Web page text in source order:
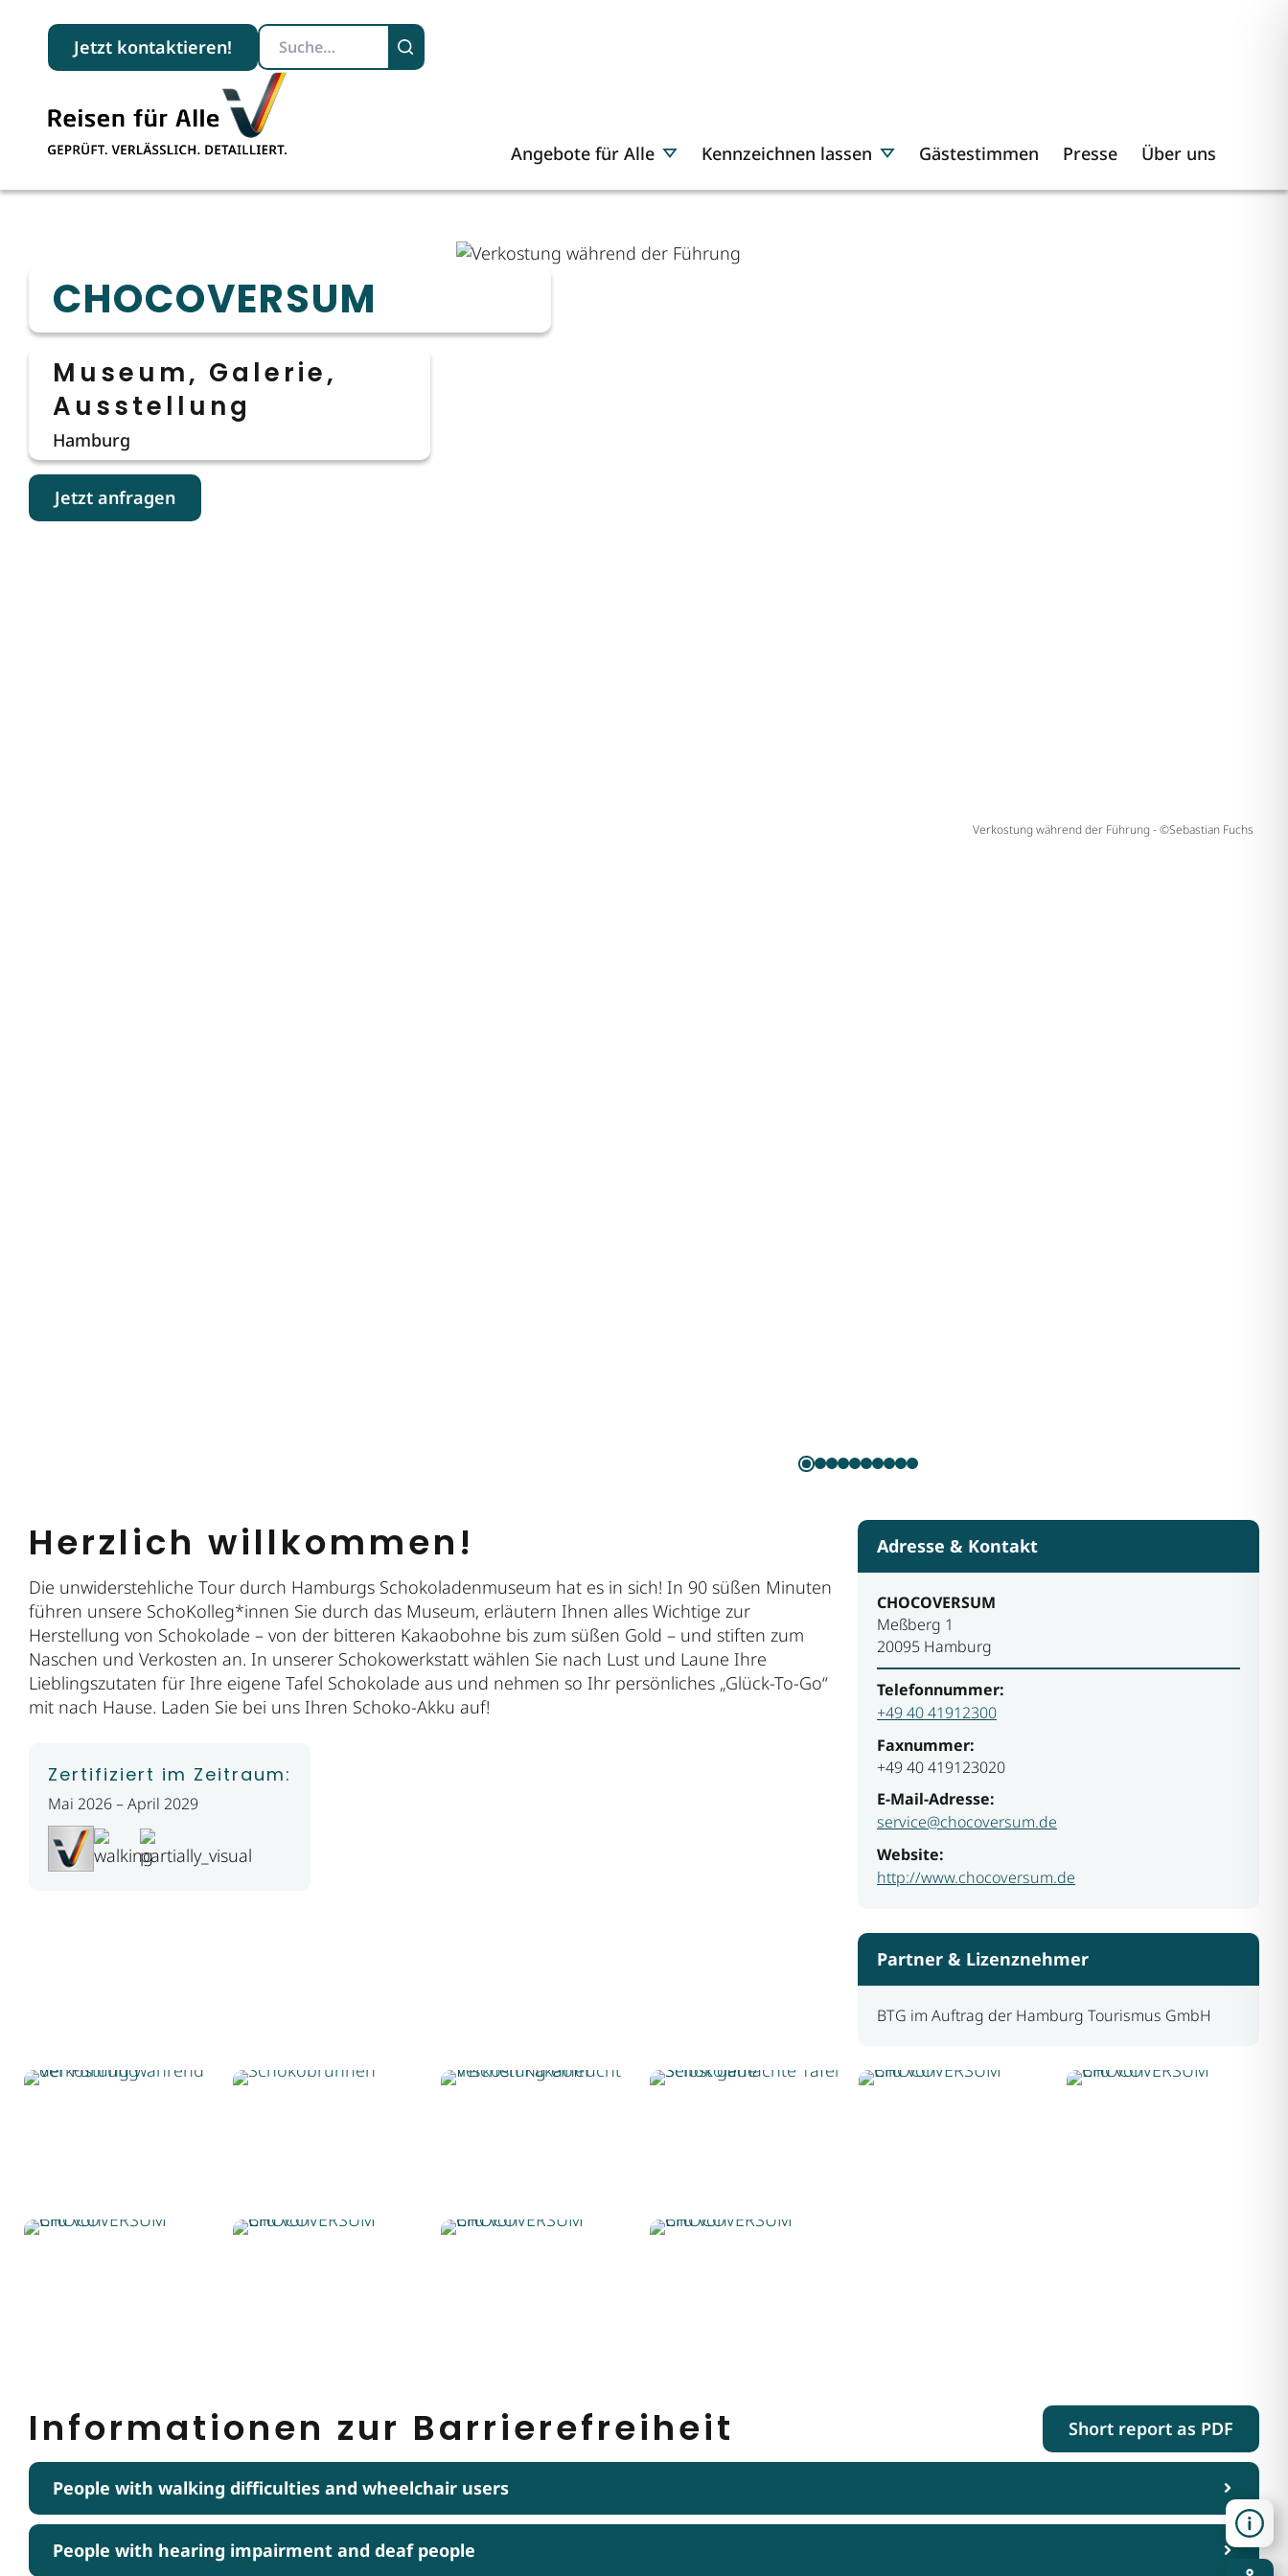
Angebote für Alle Kennzeichnen lassen Gästestimmen Presse Über uns
Jetzt kontaktieren!
Suchbegriff
CHOCOVERSUM
Museum, Galerie,
Ausstellung
Hamburg
Jetzt anfragen
Verkostung während der Führung - ©Sebastian Fuchs
Herzlich willkommen!
Die unwiderstehliche Tour durch Hamburgs Schokoladenmuseum hat es in sich! In 90 süßen Minuten
führen unsere SchoKolleg*innen Sie durch das Museum, erläutern Ihnen alles Wichtige zur
Herstellung von Schokolade – von der bitteren Kakaobohne bis zum süßen Gold – und stiften zum
Naschen und Verkosten an. In unserer Schokowerkstatt wählen Sie nach Lust und Laune Ihre
Lieblingszutaten für Ihre eigene Tafel Schokolade aus und nehmen so Ihr persönliches „Glück-To-Go“
mit nach Hause. Laden Sie bei uns Ihren Schoko-Akku auf!
Zertifiziert im Zeitraum:
Mai 2026 – April 2029
Adresse & Kontakt
CHOCOVERSUM
Meßberg 1
20095 Hamburg
Telefonnummer:
+49 40 41912300
Faxnummer:
+49 40 419123020
E-Mail-Adresse:
service@chocoversum.de
Website:
http://www.chocoversum.de
Partner & Lizenznehmer
BTG im Auftrag der Hamburg Tourismus GmbH
Informationen zur Barrierefreiheit Short report as PDF
People with walking difficulties and wheelchair users
People with hearing impairment and deaf people